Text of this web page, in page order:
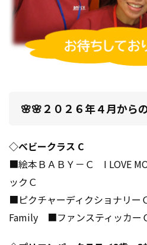
🌸🌸２０２６年４月から
◇ベビークラス C​
■絵本ＢＡＢＹ－Ｃ I LOVE
ックＣ​
■ピクチャーディクショナリ
Family ■ファンスティッカー